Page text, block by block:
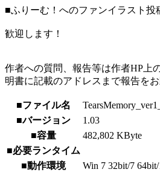
■ふりーむ！へのファンイラスト投
歓迎します！
作者への質問、報告等は作者HP上
明書に記載のアドレスまで報告を
■ファイル名
■バージョン
1.03
■容量
482,802 KByte
■必要ランタイム
■動作環境
Win 7 32bit/7